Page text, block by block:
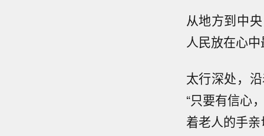
从地方到中
人民放在心
太行深处，
“只要有信心
着老人的手